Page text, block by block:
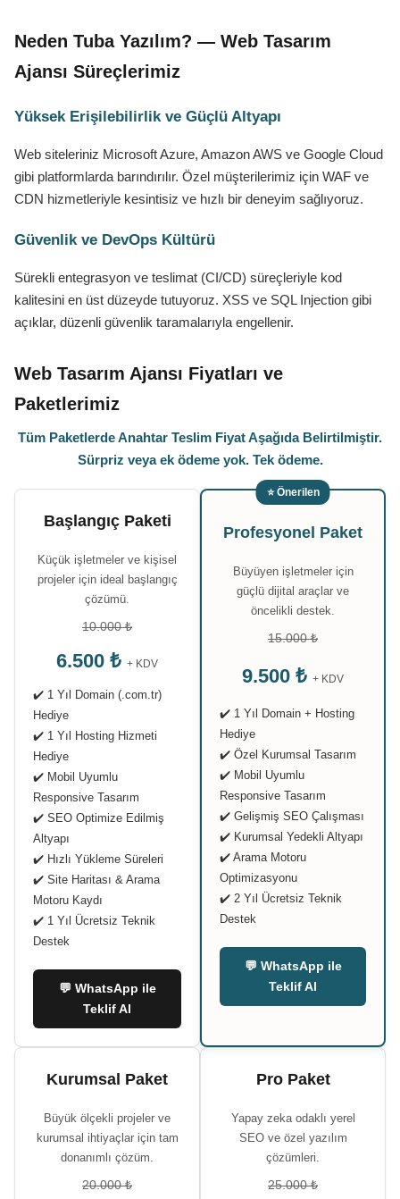
Neden Tuba Yazılım? — Web Tasarım
Ajansı Süreçlerimiz
Yüksek Erişilebilirlik ve Güçlü Altyapı
Web siteleriniz Microsoft Azure, Amazon AWS ve Google Cloud
gibi platformlarda barındırılır. Özel müşterilerimiz için WAF ve
CDN hizmetleriyle kesintisiz ve hızlı bir deneyim sağlıyoruz.
Güvenlik ve DevOps Kültürü
Sürekli entegrasyon ve teslimat (CI/CD) süreçleriyle kod
kalitesini en üst düzeyde tutuyoruz. XSS ve SQL Injection gibi
açıklar, düzenli güvenlik taramalarıyla engellenir.
Web Tasarım Ajansı Fiyatları ve
Paketlerimiz
Tüm Paketlerde Anahtar Teslim Fiyat Aşağıda Belirtilmiştir.
Sürpriz veya ek ödeme yok. Tek ödeme.
Başlangıç Paketi
Küçük işletmeler ve kişisel
projeler için ideal başlangıç
çözümü.
10.000 ₺
6.500 ₺ + KDV
✔️ 1 Yıl Domain (.com.tr)
Hediye
✔️ 1 Yıl Hosting Hizmeti
Hediye
✔️ Mobil Uyumlu
Responsive Tasarım
✔️ SEO Optimize Edilmiş
Altyapı
✔️ Hızlı Yükleme Süreleri
✔️ Site Haritası & Arama
Motoru Kaydı
✔️ 1 Yıl Ücretsiz Teknik
Destek
💬 WhatsApp ile
Teklif Al
⭐ Önerilen
Profesyonel Paket
Büyüyen işletmeler için
güçlü dijital araçlar ve
öncelikli destek.
15.000 ₺
9.500 ₺ + KDV
✔️ 1 Yıl Domain + Hosting
Hediye
✔️ Özel Kurumsal Tasarım
✔️ Mobil Uyumlu
Responsive Tasarım
✔️ Gelişmiş SEO Çalışması
✔️ Kurumsal Yedekli Altyapı
✔️ Arama Motoru
Optimizasyonu
✔️ 2 Yıl Ücretsiz Teknik
Destek
💬 WhatsApp ile
Teklif Al
Kurumsal Paket
Büyük ölçekli projeler ve
kurumsal ihtiyaçlar için tam
donanımlı çözüm.
20.000 ₺
Pro Paket
Yapay zeka odaklı yerel
SEO ve özel yazılım
çözümleri.
25.000 ₺